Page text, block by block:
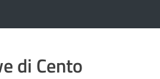
di Cento